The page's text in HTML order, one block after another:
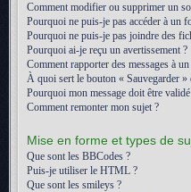
Comment modifier ou supprimer un
Pourquoi ne puis-je pas accéder à un
Pourquoi ne puis-je pas joindre des
Pourquoi ai-je reçu un avertissement ?
Comment rapporter des messages à
À quoi sert le bouton « Sauvegarder »
Pourquoi mon message doit être
Comment remonter mon sujet ?
Mise en forme et types de
Que sont les BBCodes ?
Puis-je utiliser le HTML ?
Que sont les smileys ?